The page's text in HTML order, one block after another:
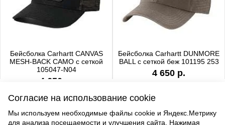
Бейсболка Carhartt CANVAS
MESH-BACK CAMO с сеткой
105047-N04
4 650 р.
Бейсболка Carhartt DUNMORE
BALL с сеткой беж 101195 253
4 650 р.
Согласие на использование cookie
Мы используем необходимые файлы cookie и Яндекс.Метрику
для анализа посещаемости и улучшения сайта. Нажимая